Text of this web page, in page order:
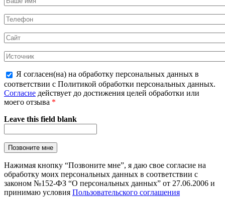
Я согласен(на) на обработку персональных данных в
соответствии с Политикой обработки персональных данных.
Согласие действует до достижения целей обработки или
моего отзыва *
Leave this field blank
Нажимая кнопку “Позвоните мне”, я даю свое согласие на
обработку моих персональных данных в соответствии с
законом №152-ФЗ “О персональных данных” от 27.06.2006 и
принимаю условия Пользовательского соглашения